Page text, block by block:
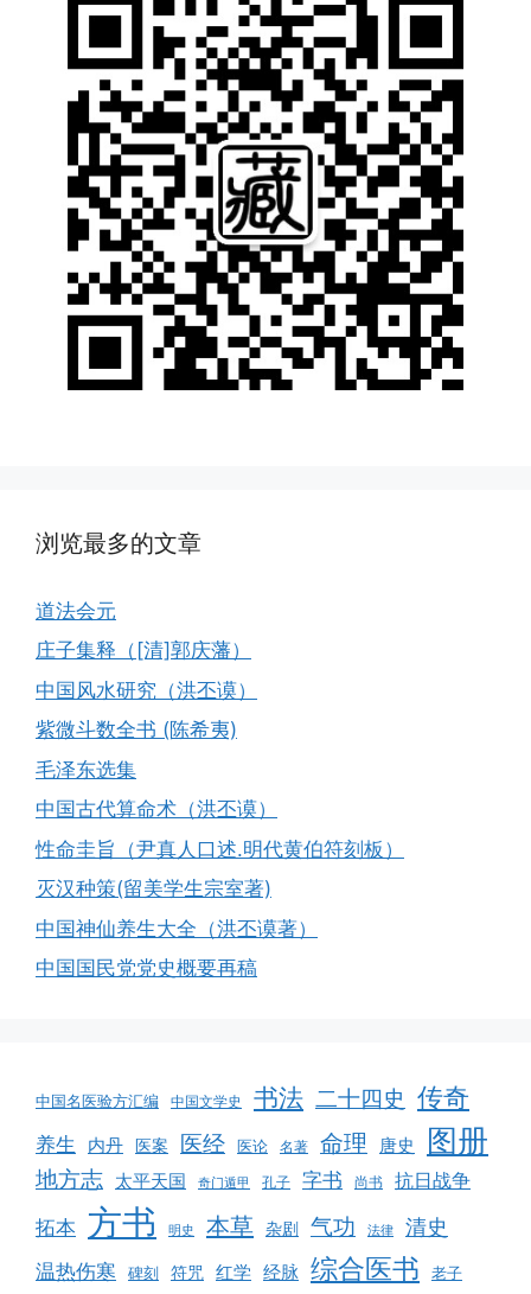
浏览最多的文章
道法会元
庄子集释（[清]郭庆藩）
中国风水研究（洪丕谟）
紫微斗数全书 (陈希夷)
毛泽东选集
中国古代算命术（洪丕谟）
性命圭旨（尹真人口述.明代黄伯符刻板）
灭汉种策(留美学生宗室著)
中国神仙养生大全（洪丕谟著）
中国国民党党史概要再稿
中国名医验方汇编 中国文学史 书法 二十四史 传奇
养生 内丹 医案 医经 医论 名著 命理 唐史 图册
地方志 太平天国 奇门遁甲 孔子 字书 尚书 抗日战争
拓本 方书 明史 本草 杂剧 气功 法律 清史
温热伤寒 碑刻 符咒 红学 经脉 综合医书 老子